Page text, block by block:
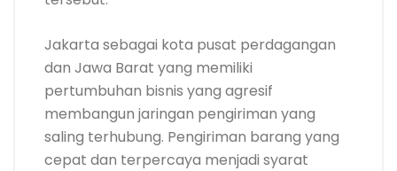
Jakarta sebagai kota pusat perdagangan
dan Jawa Barat yang memiliki
pertumbuhan bisnis yang agresif
membangun jaringan pengiriman yang
saling terhubung. Pengiriman barang yang
cepat dan terpercaya menjadi syarat